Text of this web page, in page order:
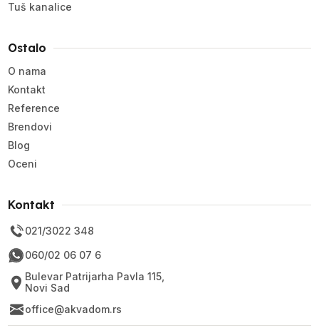
Tuš kanalice
Ostalo
O nama
Kontakt
Reference
Brendovi
Blog
Oceni
Kontakt
021/3022 348
060/02 06 07 6
Bulevar Patrijarha Pavla 115,
Novi Sad
office@akvadom.rs